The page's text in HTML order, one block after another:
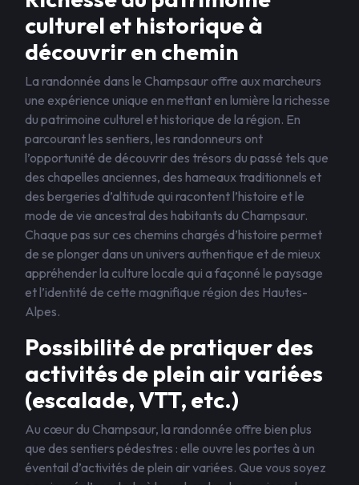
culturel et historique à
découvrir en chemin
La randonnée dans le Champsaur offre aux marcheurs
une expérience unique en mettant en lumière la richesse
du patrimoine culturel et historique de la région. En
parcourant les sentiers, les randonneurs ont
l’opportunité de découvrir des trésors du passé tels que
des chapelles anciennes, des hameaux traditionnels et
des bergeries d’altitude qui racontent l’histoire et le
mode de vie ancestral des habitants du Champsaur.
Chaque pas sur ces chemins chargés d’histoire permet
de se plonger dans un univers authentique et de mieux
appréhender la culture locale qui a façonné le paysage
et l’identité de cette magnifique région des Hautes-
Alpes.
Possibilité de pratiquer des
activités de plein air variées
(escalade, VTT, etc.)
Au cœur du Champsaur, la randonnée offre bien plus
que des sentiers pédestres : elle ouvre les portes à un
éventail d’activités de plein air variées. Que vous soyez